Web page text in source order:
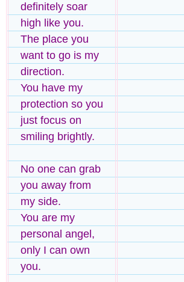
definitely soar
high like you.
The place you
want to go is my
direction.
You have my
protection so you
just focus on
smiling brightly.
No one can grab
you away from
my side.
You are my
personal angel,
only I can own
you.